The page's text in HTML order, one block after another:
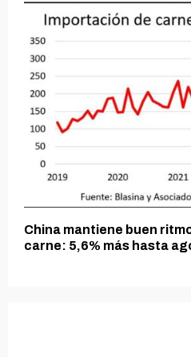
China mantiene buen
carne: 5,6% más hasta